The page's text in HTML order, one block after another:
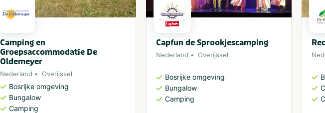
Camping en
Groepsaccommodatie De
Oldemeyer
Nederland Overijssel
Bosrijke omgeving
Bungalow
Camping
Capfun de Sprookjescamping
Nederland Overijssel
Bosrijke omgeving
Bungalow
Camping